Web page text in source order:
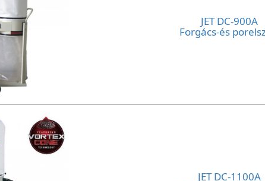
JET DC-900A
Forgács-és
JET DC-1100A